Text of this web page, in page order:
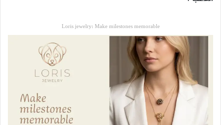
Loris jewelry: Make milestones memorable